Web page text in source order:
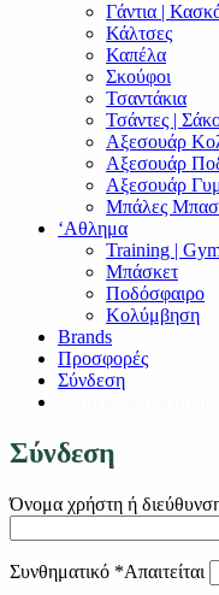
Γάντια |
Κάλτσες
Καπέλα
Σκούφοι
Τσαντάκια
Τσάντες |
Αξεσουάρ
Αξεσουάρ
Αξεσουάρ
Μπάλες
‘Αθλημα
Training |
Μπάσκετ
Ποδόσφαιρο
Κολύμβηση
Brands
Προσφορές
Σύνδεση
Σύνδεση
Όνομα χρήστη ή
Συνθηματικό *Απαιτείται